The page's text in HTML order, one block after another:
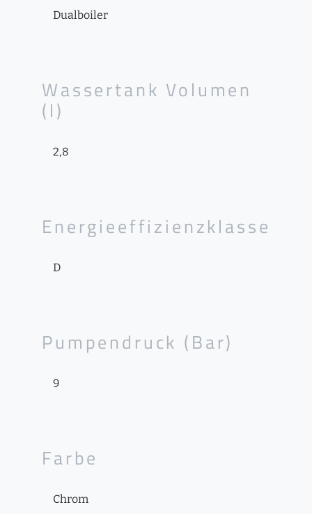
Dualboiler
Wassertank Volumen
(l)
2,8
Energieeffizienzklasse
D
Pumpendruck (Bar)
9
Farbe
Chrom